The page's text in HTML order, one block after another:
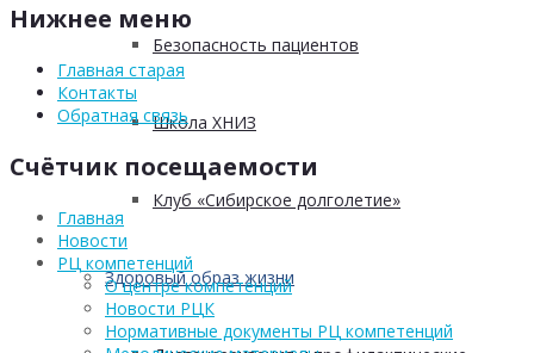
Безопасность пациентов
Школа ХНИЗ
Клуб «Сибирское долголетие»
Здоровый образ жизни
Нижнее меню
Главная старая
Контакты
Обратная связь
Счётчик посещаемости
Главная
Новости
РЦ компетенций
О центре компетенций
Новости РЦК
Нормативные документы РЦ компетенций